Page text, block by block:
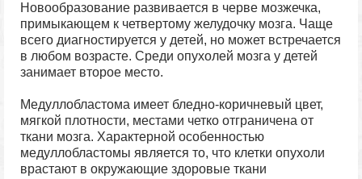
Новообразование развивается в черве мозжечка,
примыкающем к четвертому желудочку мозга. Чаще
всего диагностируется у детей, но может встречается
в любом возрасте. Среди опухолей мозга у детей
занимает второе место.
Медуллобластома имеет бледно-коричневый цвет,
мягкой плотности, местами четко отграничена от
ткани мозга. Характерной особенностью
медуллобластомы является то, что клетки опухоли
врастают в окружающие здоровые ткани